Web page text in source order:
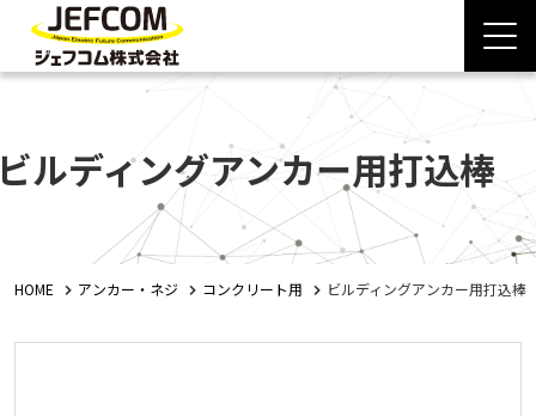
ルディングアンカー用打込棒
HOME アンカー・ネジ コンクリート用 ビルディングアンカー用打込棒